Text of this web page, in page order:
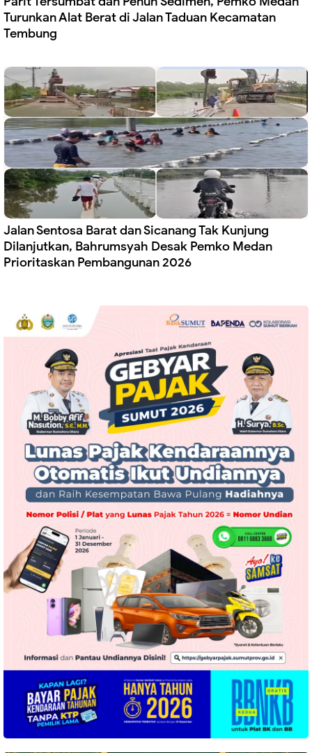
Turunkan Alat Berat di Jalan Taduan Kecamatan
Tembung
Jalan Sentosa Barat dan Sicanang Tak Kunjung
Dilanjutkan, Bahrumsyah Desak Pemko Medan
Prioritaskan Pembangunan 2026